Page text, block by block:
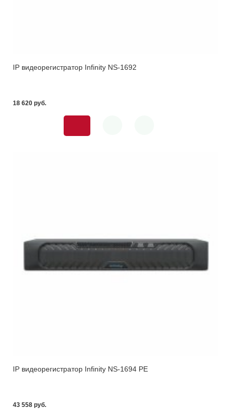
IP видеорегистратор Infinity NS-1692
18 620 pуб.
IP видеорегистратор Infinity NS-1694 PE
43 558 pуб.